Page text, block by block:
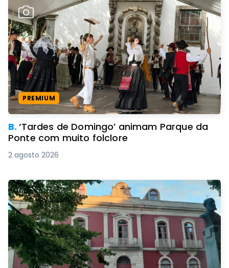
PREMIUM
B.‘Tardes de Domingo’ animam Parque da
Ponte com muito folclore
2 agosto 2026